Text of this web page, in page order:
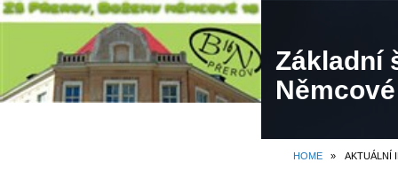
Základní
HOME » AKTUÁLNÍ